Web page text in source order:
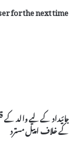
for the next time
جائیداد کے لیے والد
کے خلاف اپیل مسترد